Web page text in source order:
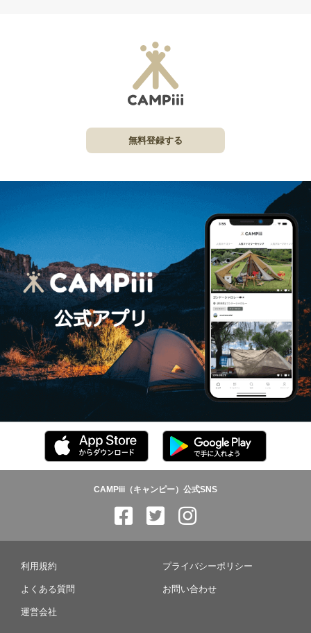
無料登録する
CAMPiii（キャンピー）公式SNS
利用規約 プライバシーポリシー
よくある質問 お問い合わせ
運営会社